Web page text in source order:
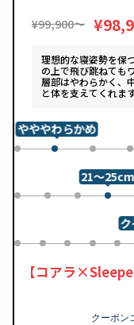
¥99,900〜
理想的な寝姿勢を保
の上で飛び跳ねても
層部はやわらかく、
と体を支えてくれます
0 1
やややわらかめ
2
0 1 2 3
21～
0 1 2 3 4
【コアラ
クーポン